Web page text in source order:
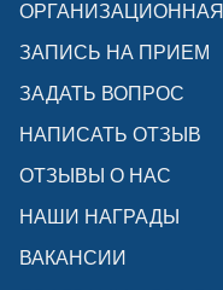
ОРГАНИЗАЦИОННАЯ
ЗАПИСЬ НА ПРИЕМ
ЗАДАТЬ ВОПРОС
НАПИСАТЬ ОТЗЫВ
ОТЗЫВЫ О НАС
НАШИ НАГРАДЫ
ВАКАНСИИ